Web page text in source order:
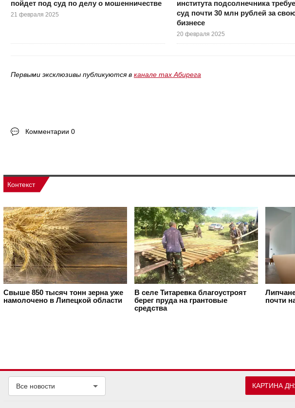
пойдет под суд по делу о мошенничестве
21 февраля 2025
института подсолнечника
суд почти 30 млн рублей за
бизнесе
20 февраля 2025
Первыми эксклюзивы публикуются в канале max Абирега
Комментарии 0
Контекст
Свыше 850 тысяч тонн зерна уже
намолочено в Липецкой области
В селе Титаревка благоустроят
берег пруда на грантовые
средства
почти
Все новости КАРТИНА